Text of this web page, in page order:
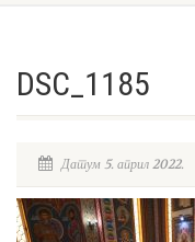
DSC_1185
Датум 5. април 2022.